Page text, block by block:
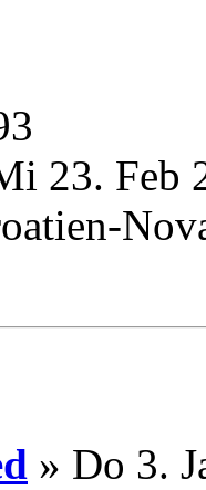
23. Feb
» Do 3.